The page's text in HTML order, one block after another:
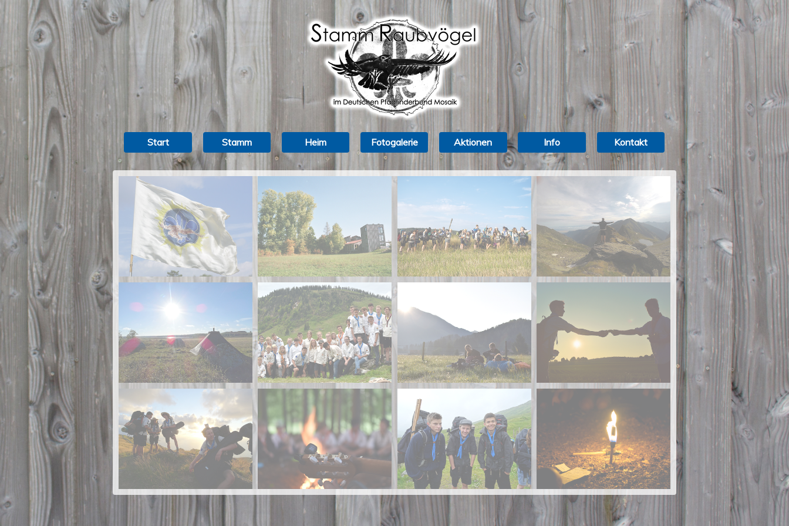
Start Stamm Heim Fotogalerie Aktionen Info Kontakt